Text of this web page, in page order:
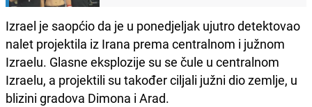
Izrael je saopćio da je u ponedjeljak ujutro detektovao
nalet projektila iz Irana prema centralnom i južnom
Izraelu. Glasne eksplozije su se čule u centralnom
Izraelu, a projektili su također ciljali južni dio zemlje, u
blizini gradova Dimona i Arad.